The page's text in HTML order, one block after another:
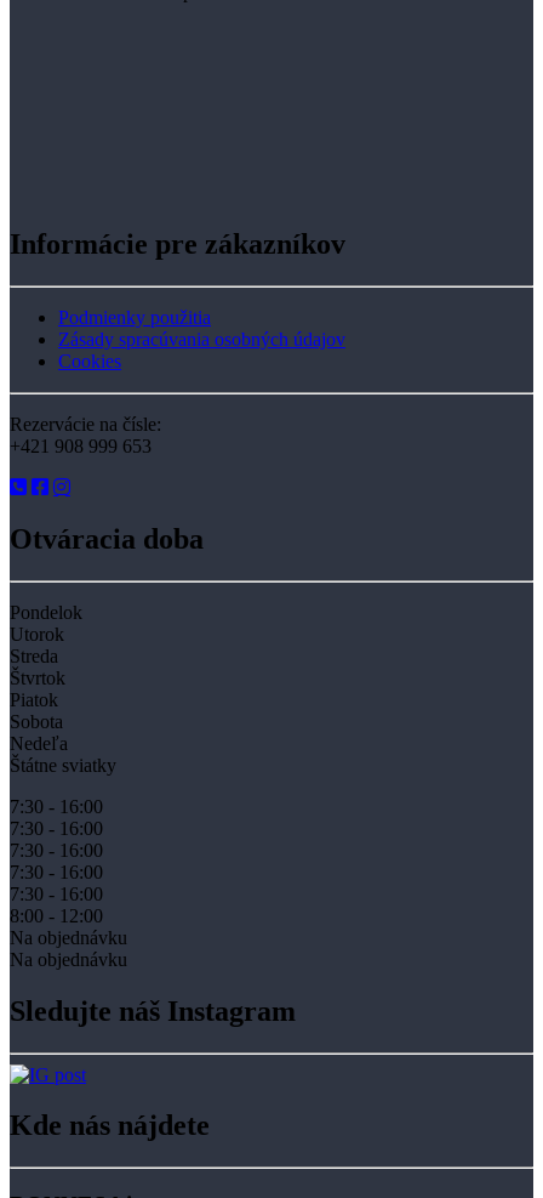
Informácie pre zákazníkov
Podmienky použitia
Zásady spracúvania osobných údajov
Cookies
Rezervácie na čísle:
+421 908 999 653
Otváracia doba
Pondelok
Utorok
Streda
Štvrtok
Piatok
Sobota
Nedeľa
Štátne sviatky
7:30 - 16:00
7:30 - 16:00
7:30 - 16:00
7:30 - 16:00
7:30 - 16:00
8:00 - 12:00
Na objednávku
Na objednávku
Sledujte náš Instagram
Kde nás nájdete